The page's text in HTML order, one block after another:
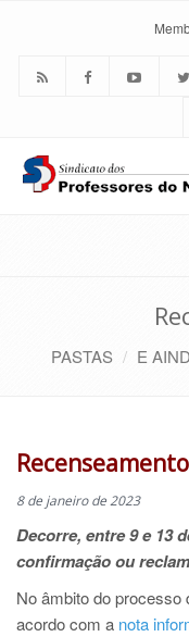
PASTAS E
8 de janeiro de 2023
Decorre, entre 9 e 13
confirmação ou
No âmbito do processo
acordo com a nota